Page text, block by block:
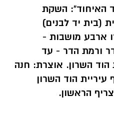
"עד האיחוד": השקת
(בית יד לבנים)
ארבע מושבות -
ורמת הדר - עד
השרון. אוצרת: חנה
עיריית הוד השרון
הראשון.